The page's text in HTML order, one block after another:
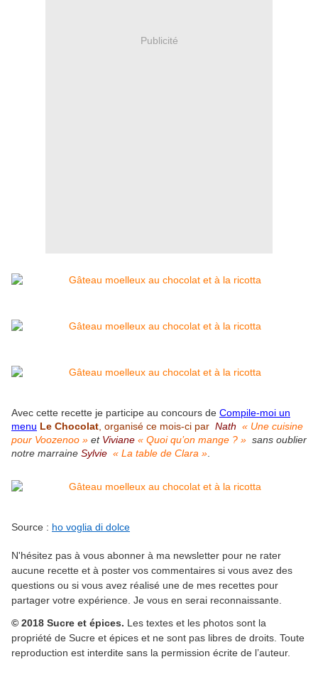
Publicité
Avec cette recette je participe au concours de Compile-moi un
menu Le Chocolat , organisé ce mois-ci par Nath « Une cuisine
pour Voozenoo » et Viviane « Quoi qu’on mange ? » sans oublier
notre marraine Sylvie « La table de Clara »
Source : ho voglia di dolce
N'hésitez pas à vous abonner à ma newsletter pour ne rater
aucune recette et à poster vos commentaires si vous avez des
questions ou si vous avez réalisé une de mes recettes pour
partager votre expérience. Je vous en serai reconnaissante.
© 2018 Sucre et épices. Les textes et les photos sont la
propriété de Sucre et épices et ne sont pas libres de droits. Toute
reproduction est interdite sans la permission écrite de l’auteur.